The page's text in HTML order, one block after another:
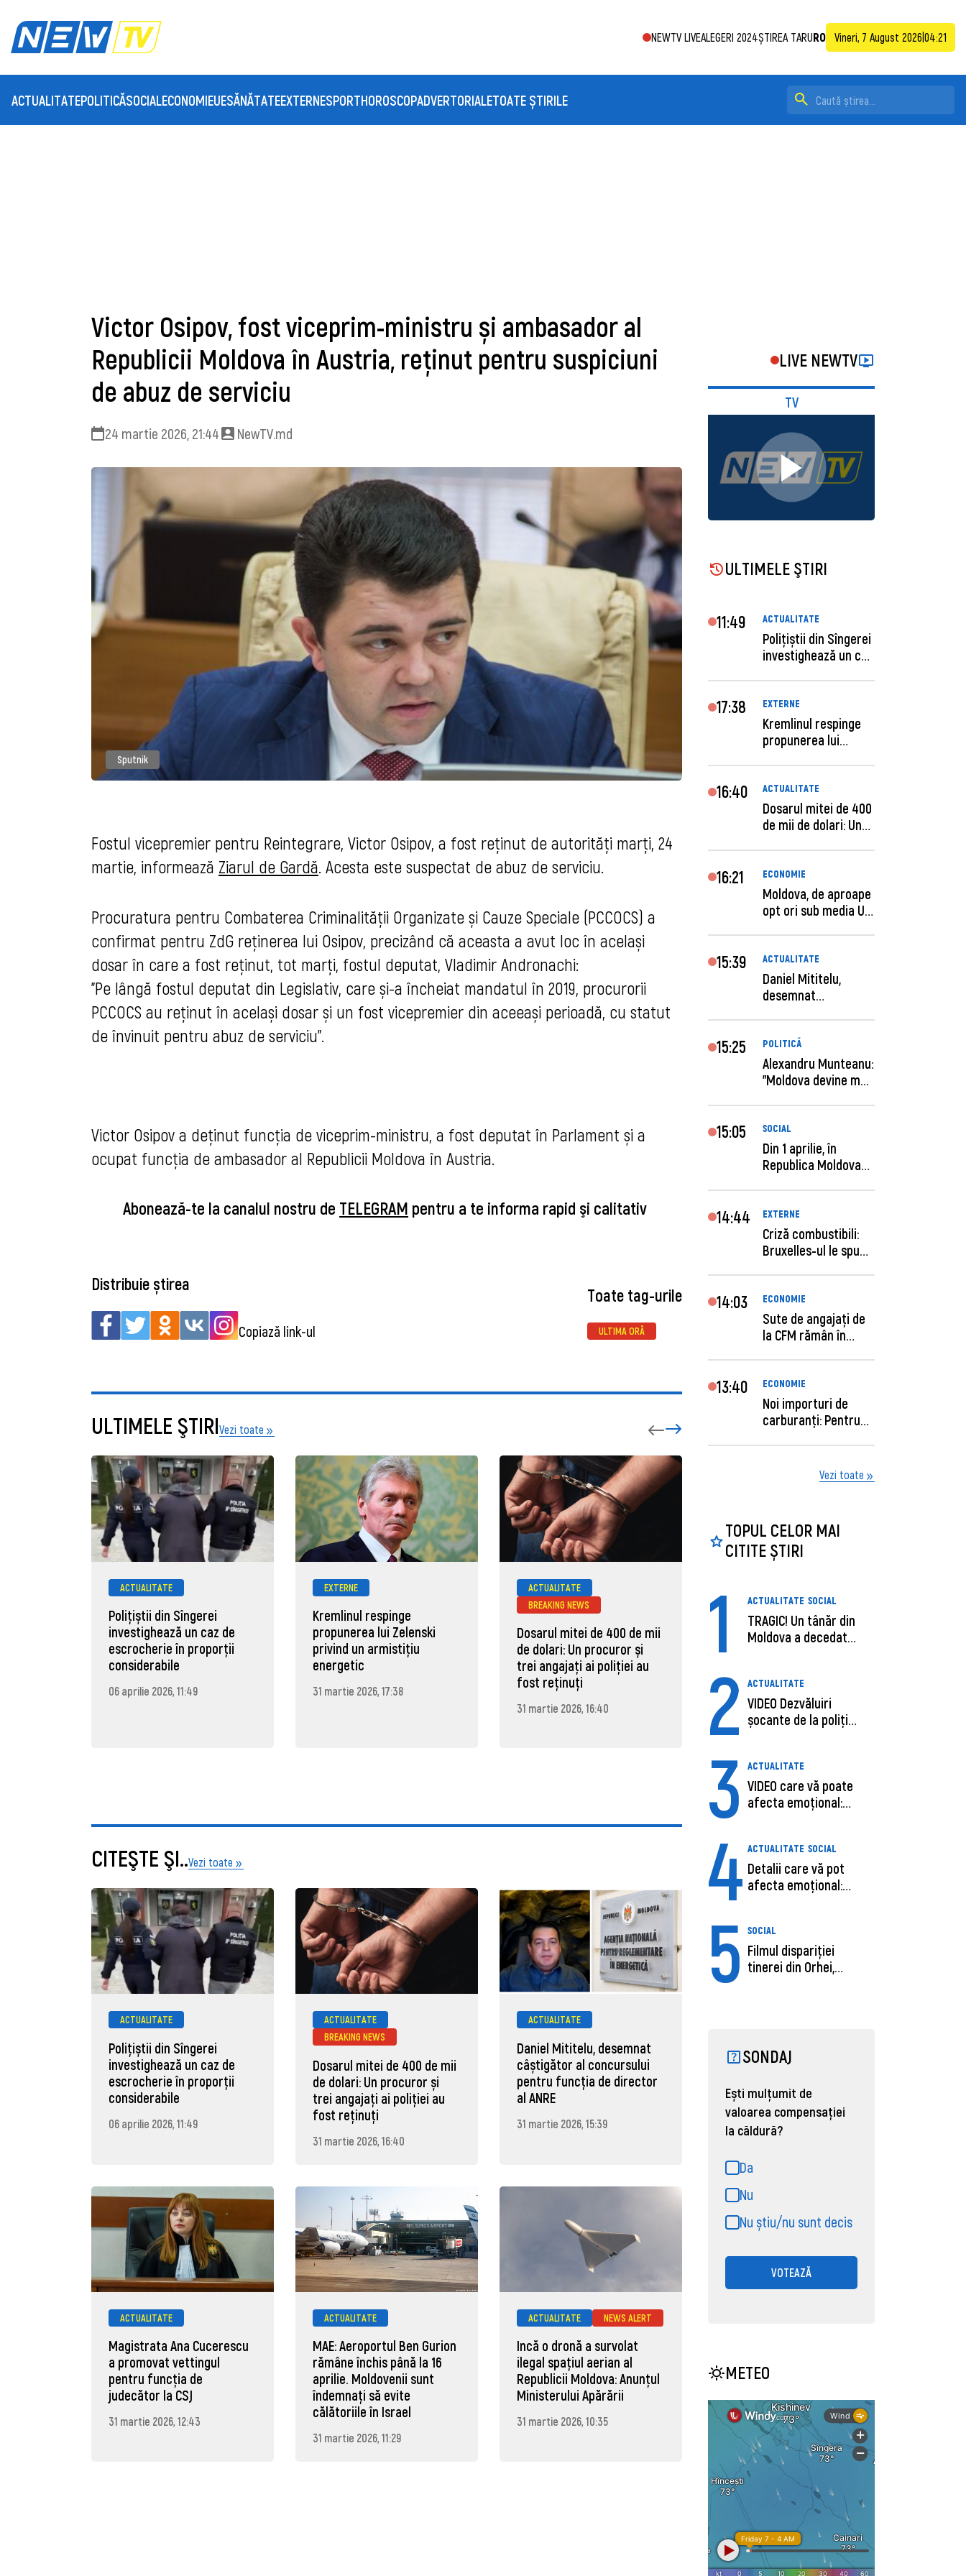
NEWTV LIVEALEGERI 2024ȘTIREA TARURO Vineri, 7 August 2026 04:21
ACTUALITATEPOLITICĂSOCIAL ECONOMIEUESĂNĂTATEEXTERNESPORTHOROSCOPADVERTORIALETOATE ȘTIRILE
Victor Osipov, fost viceprim-ministru și ambasador al
Republicii Moldova în Austria, reținut pentru suspiciuni
de abuz de serviciu
24 martie 2026, 21:44 NewTV.md
Sputnik
Fostul vicepremier pentru Reintegrare, Victor Osipov, a fost reținut de autorități marți, 24
martie, informează Ziarul de Gardă. Acesta este suspectat de abuz de serviciu.
Procuratura pentru Combaterea Criminalității Organizate și Cauze Speciale (PCCOCS) a
confirmat pentru ZdG reținerea lui Osipov, precizând că aceasta a avut loc în același
dosar în care a fost reținut, tot marți, fostul deputat, Vladimir Andronachi:
"Pe lângă fostul deputat din Legislativ, care și-a încheiat mandatul în 2019, procurorii
PCCOCS au reținut în același dosar și un fost vicepremier din aceeași perioadă, cu statut
de învinuit pentru abuz de serviciu".
Victor Osipov a deținut funcția de viceprim-ministru, a fost deputat în Parlament și a
ocupat funcția de ambasador al Republicii Moldova în Austria.
Abonează-te la canalul nostru de TELEGRAM pentru a te informa rapid şi calitativ
Distribuie știrea
Copiază link-ul
Toate tag-urile
ULTIMA ORĂ
ULTIMELE ŞTIRIVezi toate
ACTUALITATE
Polițiștii din Sîngerei
investighează un caz de
escrocherie în proporții
considerabile
06 aprilie 2026, 11:49
EXTERNE
Kremlinul respinge
propunerea lui Zelenski
privind un armistițiu
energetic
31 martie 2026, 17:38
ACTUALITATE
BREAKING NEWS
Dosarul mitei de 400 de mii
de dolari: Un procuror și
trei angajați ai poliției au
fost reținuți
31 martie 2026, 16:40
Moldova, de aproape opt ori
sub media UE la costul
muncii pe ora
31 martie 2026, 16:21
CITEŞTE ŞI..Vezi toate
ACTUALITATE
Polițiștii din Sîngerei
investighează un caz de
escrocherie în proporții
considerabile
06 aprilie 2026, 11:49
ACTUALITATE
BREAKING NEWS
Dosarul mitei de 400 de mii
de dolari: Un procuror și
trei angajați ai poliției au
fost reținuți
31 martie 2026, 16:40
ACTUALITATE
Daniel Mititelu, desemnat
câștigător al concursului
pentru funcția de director
al ANRE
31 martie 2026, 15:39
ACTUALITATE
Magistrata Ana Cucerescu
a promovat vettingul
pentru funcția de
judecător la CSJ
31 martie 2026, 12:43
ACTUALITATE
MAE: Aeroportul Ben Gurion
rămâne închis până la 16
aprilie. Moldovenii sunt
îndemnați să evite
călătoriile în Israel
31 martie 2026, 11:29
ACTUALITATE NEWS ALERT
Incă o dronă a survolat
ilegal spațiul aerian al
Republicii Moldova: Anunţul
Ministerului Apărării
31 martie 2026, 10:35
LIVE NEWTV
TV
ULTIMELE ŞTIRI
11:49 ACTUALITATE
Polițiștii din Sîngerei
investighează un caz
17:38 EXTERNE
Kremlinul respinge
propunerea lui
16:40 ACTUALITATE
Dosarul mitei de 400
de mii de dolari: Un
16:21 ECONOMIE
Moldova, de aproape
opt ori sub media UE
15:39 ACTUALITATE
Daniel Mititelu,
desemnat
15:25 POLITICĂ
Alexandru Munteanu:
"Moldova devine mai
15:05 SOCIAL
Din 1 aprilie, în
Republica Moldova
14:44 EXTERNE
Criză combustibili:
Bruxelles-ul le spune
14:03 ECONOMIE
Sute de angajaţi de
la CFM rămân în
13:40 ECONOMIE
Noi importuri de
carburanți: Pentru
Vezi toate
TOPUL CELOR MAI
CITITE ȘTIRI
1 ACTUALITATE SOCIAL
TRAGIC! Un tânăr din
Moldova a decedat
2 ACTUALITATE
VIDEO Dezvăluiri
șocante de la poliție,
3 ACTUALITATE
VIDEO care vă poate
afecta emoțional:
4 ACTUALITATE SOCIAL
Detalii care vă pot
afecta emoțional:
5 SOCIAL
Filmul dispariției
tinerei din Orhei,
SONDAJ
Ești mulțumit de
valoarea compensației
la căldură?
Da
Nu
Nu știu/nu sunt decis
VOTEAZĂ
METEO